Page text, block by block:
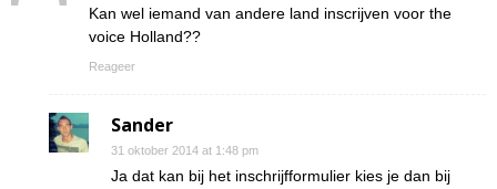
Kan wel iemand van andere land inscrijven voor the
voice Holland??
Reageer
Sander
31 oktober 2014 at 1:48 pm
Ja dat kan bij het inschrijfformulier kies je dan bij